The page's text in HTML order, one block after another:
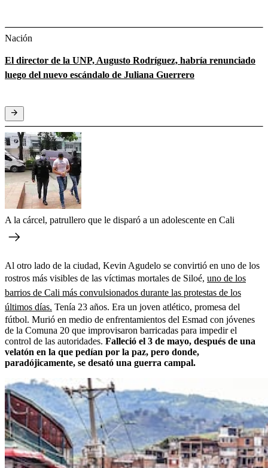
Nación
El director de la UNP, Augusto Rodríguez, habría renunciado
luego del nuevo escándalo de Juliana Guerrero
A la cárcel, patrullero que le disparó a un adolescente en Cali
Al otro lado de la ciudad, Kevin Agudelo se convirtió en uno de los
rostros más visibles de las víctimas mortales de Siloé, uno de los
barrios de Cali más convulsionados durante las protestas de los
últimos días. Tenía 23 años. Era un joven atlético, promesa del
fútbol. Murió en medio de enfrentamientos del Esmad con jóvenes
de la Comuna 20 que improvisaron barricadas para impedir el
control de las autoridades. Falleció el 3 de mayo, después de una
velatón en la que pedían por la paz, pero donde,
paradójicamente, se desató una guerra campal.